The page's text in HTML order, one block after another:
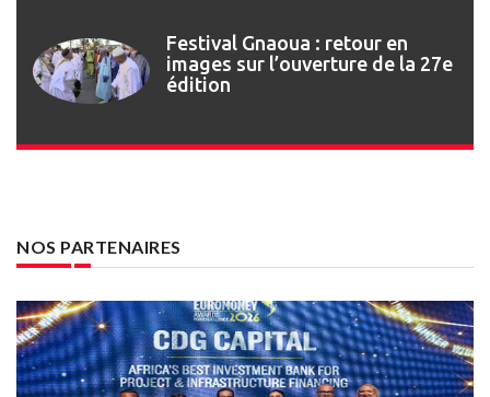
Festival Gnaoua : retour en
images sur l’ouverture de la 27e
édition
NOS PARTENAIRES